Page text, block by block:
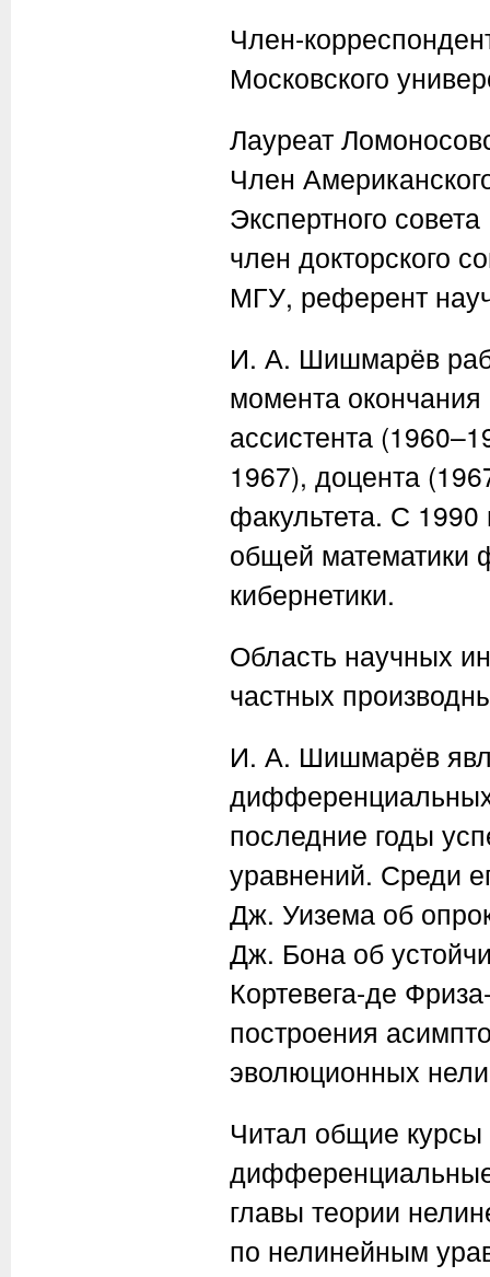
Член-
Московского
Лауреат
Член
Экспертного
член докторского
МГУ, референт
И. А. Шишмарёв
момента окончания
ассистента
1967), доцента
факультета. С
общей математики
кибернетики.
Область научных
частных
И. А. Шишмарёв
последние годы
уравнений. Среди
Дж. Уизема об
Дж. Бона об
Кортевега-де
построения
эволюционных
Читал общие
главы теории
по нелинейным